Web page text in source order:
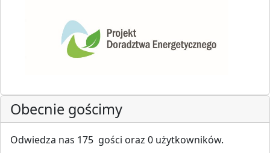
Obecnie gościmy
Odwiedza nas 175 gości oraz 0 użytkowników.